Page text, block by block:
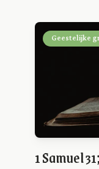
Geestelijke
1 Samuel